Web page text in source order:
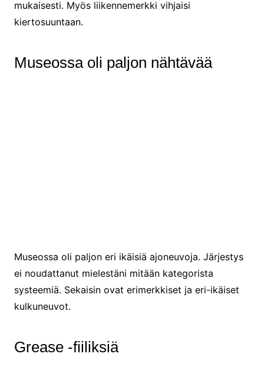
mukaisesti. Myös liikennemerkki vihjaisi
kiertosuuntaan.
Museossa oli paljon nähtävää
Museossa oli paljon eri ikäisiä ajoneuvoja. Järjestys
ei noudattanut mielestäni mitään kategorista
systeemiä. Sekaisin ovat erimerkkiset ja eri-ikäiset
kulkuneuvot.
Grease -fiiliksiä